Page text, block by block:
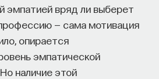
эмпатией вряд ли выберет
— сама мотивация
опирается
эмпатической
наличие этой